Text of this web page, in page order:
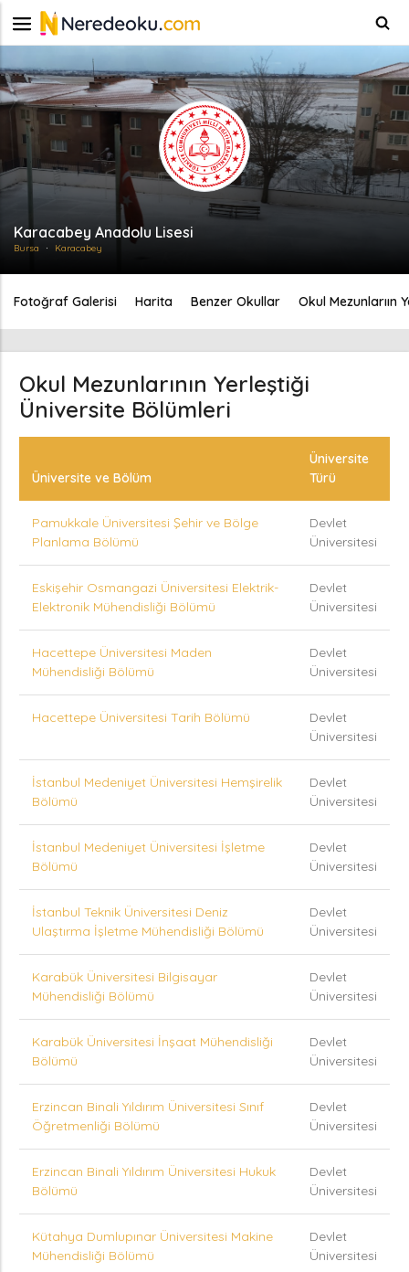
Karacabey Anadolu Lisesi
Bursa Karacabey
Fotoğraf Galerisi Harita Benzer Okullar Okul Mezunlarıın
Okul Mezunlarının Yerleştiği
Üniversite Bölümleri
Üniversite ve Bölüm
Üniversite
Türü
Pamukkale Üniversitesi Şehir ve Bölge
Planlama Bölümü
Devlet
Üniversitesi
Eskişehir Osmangazi Üniversitesi Elektrik-
Elektronik Mühendisliği Bölümü
Devlet
Üniversitesi
Hacettepe Üniversitesi Maden
Mühendisliği Bölümü
Devlet
Üniversitesi
Hacettepe Üniversitesi Tarih Bölümü
Devlet
Üniversitesi
İstanbul Medeniyet Üniversitesi Hemşirelik
Bölümü
Devlet
Üniversitesi
İstanbul Medeniyet Üniversitesi İşletme
Bölümü
Devlet
Üniversitesi
İstanbul Teknik Üniversitesi Deniz
Ulaştırma İşletme Mühendisliği Bölümü
Devlet
Üniversitesi
Karabük Üniversitesi Bilgisayar
Mühendisliği Bölümü
Devlet
Üniversitesi
Karabük Üniversitesi İnşaat Mühendisliği
Bölümü
Devlet
Üniversitesi
Erzincan Binali Yıldırım Üniversitesi Sınıf
Öğretmenliği Bölümü
Devlet
Üniversitesi
Erzincan Binali Yıldırım Üniversitesi Hukuk
Bölümü
Devlet
Üniversitesi
Kütahya Dumlupınar Üniversitesi Makine
Mühendisliği Bölümü
Devlet
Üniversitesi